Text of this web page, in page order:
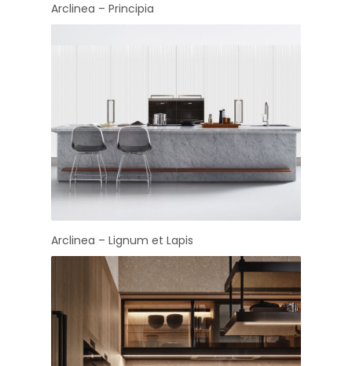
Arclinea – Principia
Arclinea – Lignum et Lapis